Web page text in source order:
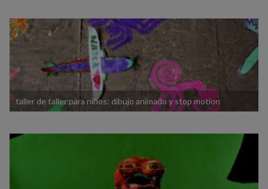
taller de taller para niños: dibujo animado y stop motion